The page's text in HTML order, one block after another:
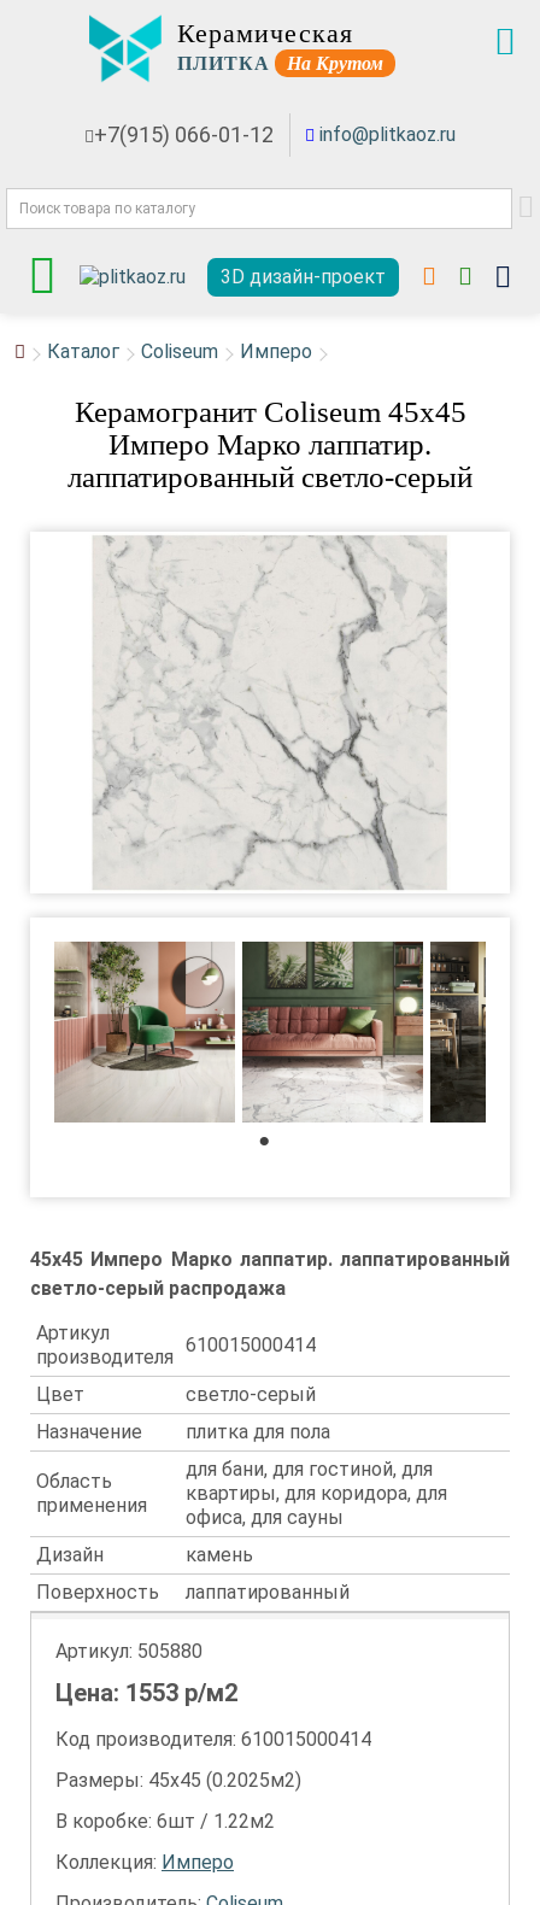
Керамическая
ПЛИТКА На Крутом
+7(915) 066-01-12 info@plitkaoz.ru
3D дизайн-проект
Каталог Coliseum Имперо
Керамогранит Coliseum 45x45
Имперо Марко лаппатир.
лаппатированный светло-серый
45x45 Имперо Марко лаппатир. лаппатированный
светло-серый распродажа
Артикул
производителя
610015000414
Цвет
светло-серый
Назначение
плитка для пола
Область
применения
для бани, для гостиной, для
квартиры, для коридора, для
офиса, для сауны
Дизайн
камень
Поверхность
лаппатированный
Артикул: 505880
Цена: 1553 р/м2
Код производителя: 610015000414
Размеры: 45х45 (0.2025м2)
В коробке: 6шт / 1.22м2
Коллекция: Имперо